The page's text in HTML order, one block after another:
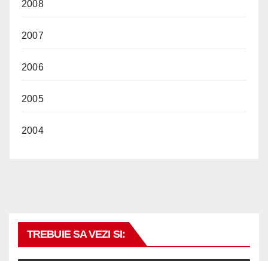
2008
2007
2006
2005
2004
TREBUIE SA VEZI SI: